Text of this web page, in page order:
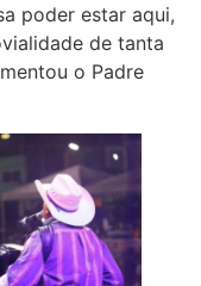
poder estar aqui,
de tanta
o Padre